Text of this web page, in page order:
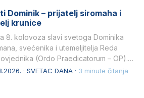
Dominik – prijatelj siromaha i
krunice
8. kolovoza slavi svetoga Dominika
svećenika i utemeljitelja Reda
(Ordo Praedicatorum – OP).
životom, dubokom ljubavlju prema
· SVETAC DANA · 3 minute čitanja